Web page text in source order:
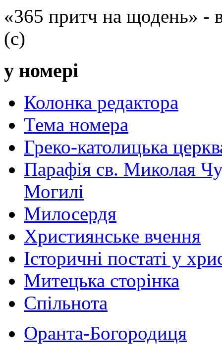
«365 притч на щодень» -
(с)
у номері
Колонка редактора
Тема номера
Греко-католицька
Парафія св. Миколая
Могилі
Милосердя
Християнське вчення
Історичні постаті у
Митецька сторінка
Спільнота
Оранта-Богородиця